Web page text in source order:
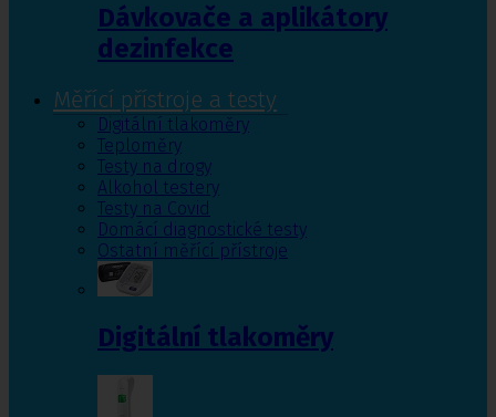
Dávkovače a aplikátory
dezinfekce
Měřící přístroje a testy
Digitální tlakoměry
Teploměry
Testy na drogy
Alkohol testery
Testy na Covid
Domácí diagnostické testy
Ostatní měřící přístroje
Digitální tlakoměry